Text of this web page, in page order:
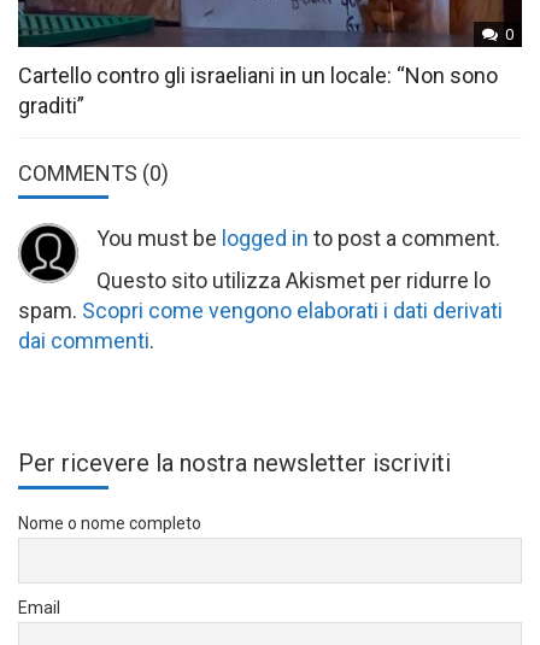
0
Cartello contro gli israeliani in un locale: “Non sono
graditi”
COMMENTS (0)
You must be logged in to post a comment.
Questo sito utilizza Akismet per ridurre lo
spam. Scopri come vengono elaborati i dati derivati
dai commenti.
Per ricevere la nostra newsletter iscriviti
Nome o nome completo
Email